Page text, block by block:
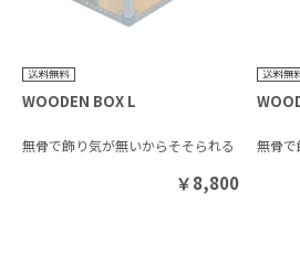
WOODEN BOX L
無骨で飾り気が無いからそそられる
￥8,800
無骨